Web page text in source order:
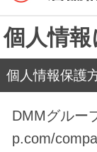
個人情
個人情報保護
DMMグルー
p.com/